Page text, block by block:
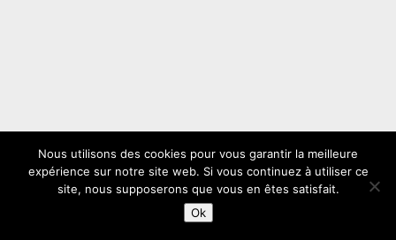
Nous utilisons des cookies pour vous garantir la meilleure
expérience sur notre site web. Si vous continuez à utiliser ce
site, nous supposerons que vous en êtes satisfait.
Ok